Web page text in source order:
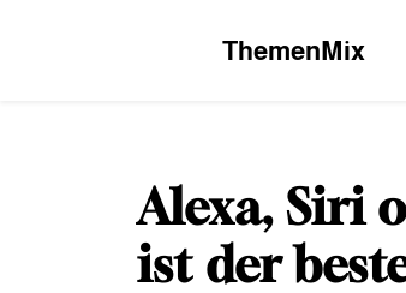
ThemenMix
Alexa, Siri
ist der